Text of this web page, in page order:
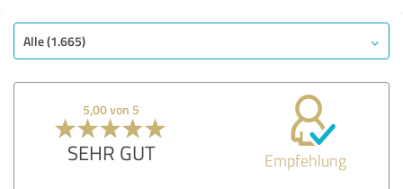
Alle (1.665)
5,00 von 5
SEHR GUT Empfehlung